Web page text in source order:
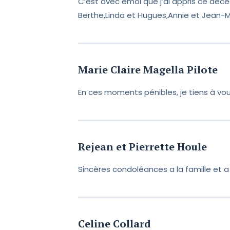
Berthe,Linda et Hugues,Annie et
Marie Claire Magella Pilote
En ces moments pénibles, je tiens à
Rejean et Pierrette Houle
Sincères condoléances a la famille et
Celine Collard